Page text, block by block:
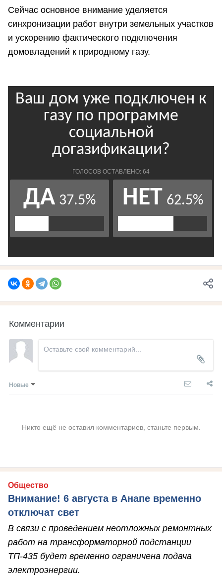
Сейчас основное внимание уделяется
синхронизации работ внутри земельных участков
и ускорению фактического подключения
домовладений к природному газу.
Комментарии
Новые
Никто ещё не оставил комментариев, станьте первым.
Общество
Внимание! 6 августа в Анапе временно
отключат свет
В связи с проведением неотложных ремонтных
работ на трансформаторной подстанции
ТП-435 будет временно ограничена подача
электроэнергии.